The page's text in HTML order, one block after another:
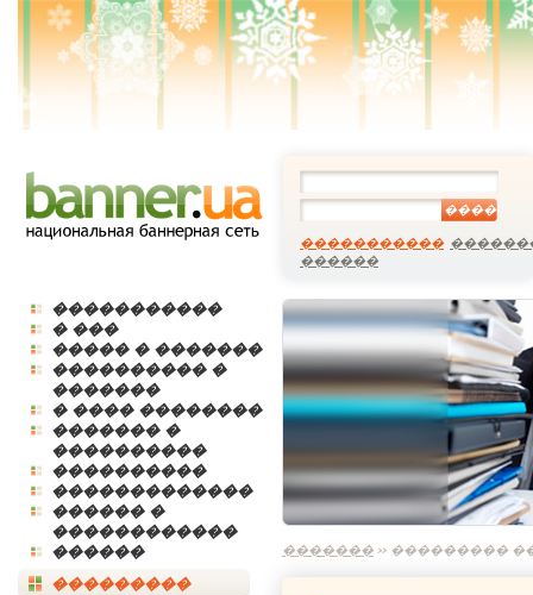
����
�����������
������
�����������
� ���
����� � �������
���������� �
�������
� ���� ��������
������� �
����������
����������
�������������
������ �
������������
������
���������
������� ���������